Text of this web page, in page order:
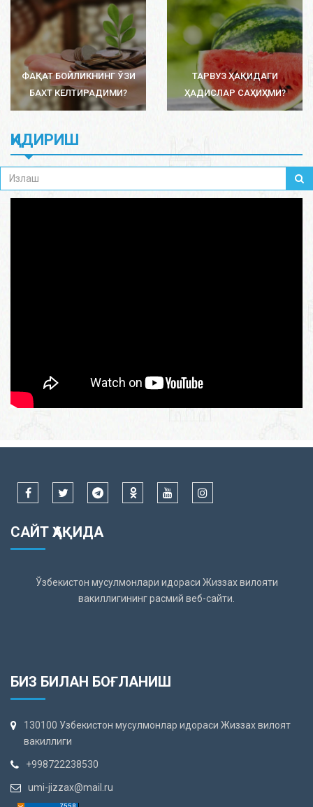
ФАҚАТ БОЙЛИКНИНГ ЎЗИ
БАХТ КЕЛТИРАДИМИ?
ТАРВУЗ ҲАҚИДАГИ
ҲАДИСЛАР САҲИҲМИ?
ҚИДИРИШ
САЙТ ҲАҚИДА
Ўзбекистон мусулмонлари идораси Жиззах вилояти
вакиллигининг расмий веб-сайти.
БИЗ БИЛАН БОҒЛАНИШ
130100 Узбекистон мусулмонлар идораси Жиззах вилоят
вакиллиги
+998722238530
umi-jizzax@mail.ru